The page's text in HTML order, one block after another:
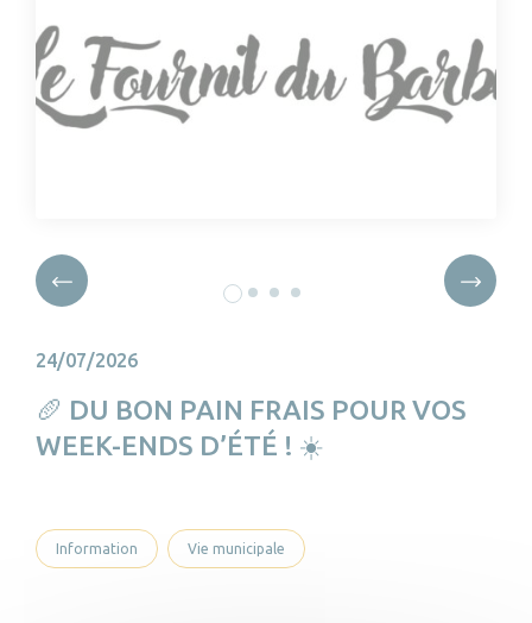
24/07/2026
🥖 DU BON PAIN FRAIS POUR VOS
WEEK-ENDS D’ÉTÉ ! ☀️
Information
Vie municipale